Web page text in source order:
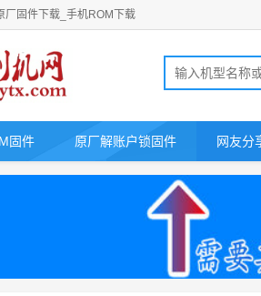
厂固件下载_手机ROM下载
固件 原厂解账户锁固件 网友分